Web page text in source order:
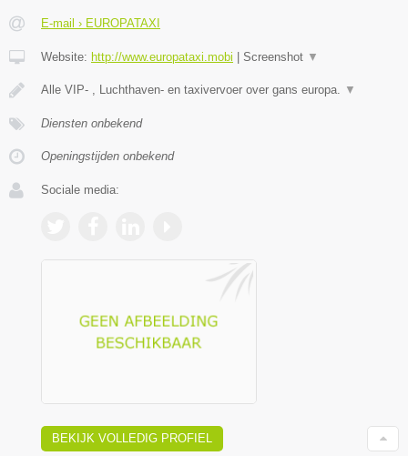
E-mail › EUROPATAXI
Website: http://www.europataxi.mobi Screenshot ▼
Alle VIP- , Luchthaven- en taxivervoer over gans europa. ▼
Diensten onbekend
Openingstijden onbekend
Sociale media:
BEKIJK VOLLEDIG PROFIEL